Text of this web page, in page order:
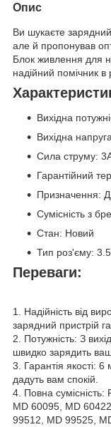
Опис
Ви шукаєте
але й пропонував
Блок живлення для
надійний помічник в
Вихідна
Вихідна
Сила струму:
Гарантійний
Призначення:
Сумісність з
Стан: Новий
Тип роз'єму:
Переваги:
1. Надійність від
зарядний пристрій
2. Потужність: З
швидко зарядить ваш
3. Гарантія якості: 6
дадуть вам спокій.
4. Повна сумісність:
MD 60095, MD
99512, MD 99525,